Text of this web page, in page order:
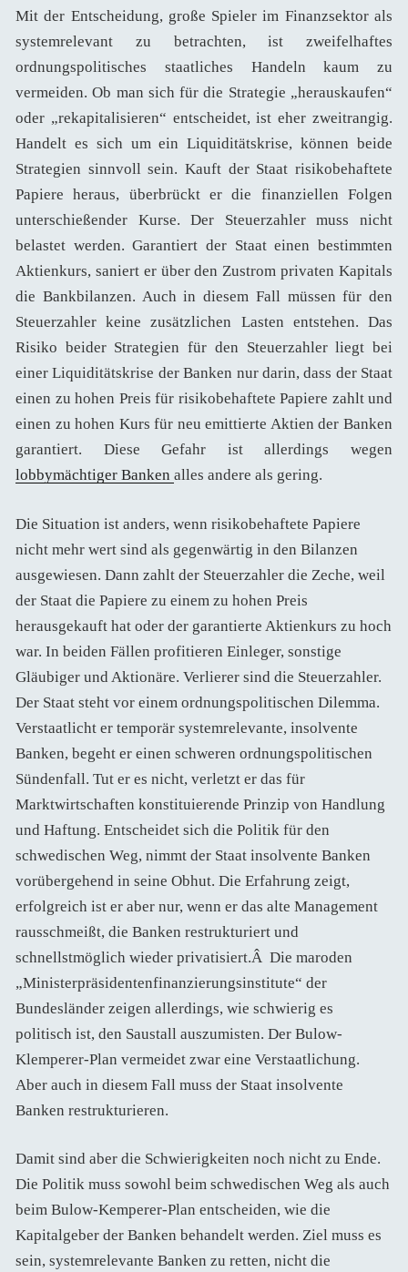
Mit der Entscheidung, große Spieler im Finanzsektor als
systemrelevant zu betrachten, ist zweifelhaftes
ordnungspolitisches staatliches Handeln kaum zu
vermeiden. Ob man sich für die Strategie „herauskaufen“
oder „rekapitalisieren“ entscheidet, ist eher zweitrangig.
Handelt es sich um ein Liquiditätskrise, können beide
Strategien sinnvoll sein. Kauft der Staat risikobehaftete
Papiere heraus, überbrückt er die finanziellen Folgen
unterschießender Kurse. Der Steuerzahler muss nicht
belastet werden. Garantiert der Staat einen bestimmten
Aktienkurs, saniert er über den Zustrom privaten Kapitals
die Bankbilanzen. Auch in diesem Fall müssen für den
Steuerzahler keine zusätzlichen Lasten entstehen. Das
Risiko beider Strategien für den Steuerzahler liegt bei
einer Liquiditätskrise der Banken nur darin, dass der Staat
einen zu hohen Preis für risikobehaftete Papiere zahlt und
einen zu hohen Kurs für neu emittierte Aktien der Banken
garantiert. Diese Gefahr ist allerdings wegen
lobbymächtiger Banken alles andere als gering.
Die Situation ist anders, wenn risikobehaftete Papiere
nicht mehr wert sind als gegenwärtig in den Bilanzen
ausgewiesen. Dann zahlt der Steuerzahler die Zeche, weil
der Staat die Papiere zu einem zu hohen Preis
herausgekauft hat oder der garantierte Aktienkurs zu hoch
war. In beiden Fällen profitieren Einleger, sonstige
Gläubiger und Aktionäre. Verlierer sind die Steuerzahler.
Der Staat steht vor einem ordnungspolitischen Dilemma.
Verstaatlicht er temporär systemrelevante, insolvente
Banken, begeht er einen schweren ordnungspolitischen
Sündenfall. Tut er es nicht, verletzt er das für
Marktwirtschaften konstituierende Prinzip von Handlung
und Haftung. Entscheidet sich die Politik für den
schwedischen Weg, nimmt der Staat insolvente Banken
vorübergehend in seine Obhut. Die Erfahrung zeigt,
erfolgreich ist er aber nur, wenn er das alte Management
rausschmeißt, die Banken restrukturiert und
schnellstmöglich wieder privatisiert.Â Die maroden
„Ministerpräsidentenfinanzierungsinstitute“ der
Bundesländer zeigen allerdings, wie schwierig es
politisch ist, den Saustall auszumisten. Der Bulow-
Klemperer-Plan vermeidet zwar eine Verstaatlichung.
Aber auch in diesem Fall muss der Staat insolvente
Banken restrukturieren.
Damit sind aber die Schwierigkeiten noch nicht zu Ende.
Die Politik muss sowohl beim schwedischen Weg als auch
beim Bulow-Kemperer-Plan entscheiden, wie die
Kapitalgeber der Banken behandelt werden. Ziel muss es
sein, systemrelevante Banken zu retten, nicht die